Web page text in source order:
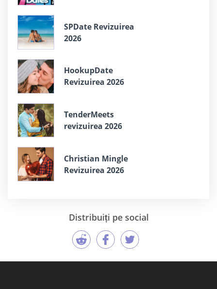
SPDate Revizuirea
2026
HookupDate
Revizuirea 2026
TenderMeets
revizuirea 2026
Christian Mingle
Revizuirea 2026
Distribuiți pe social